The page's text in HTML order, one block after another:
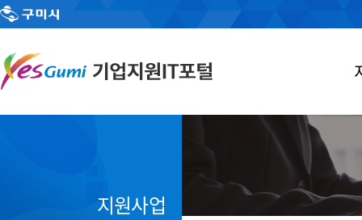
지원사업